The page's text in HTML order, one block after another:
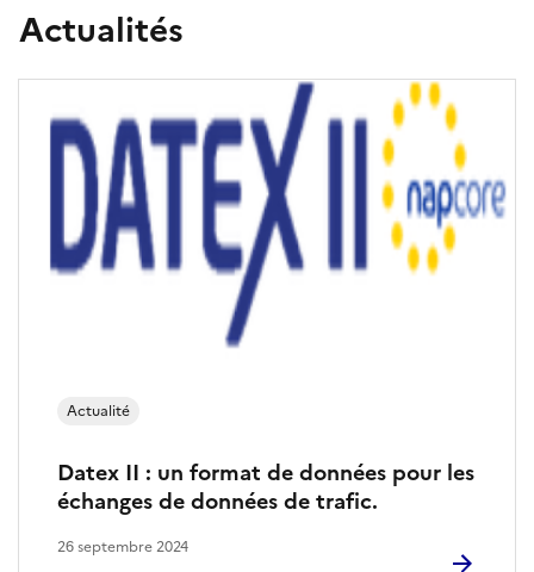
D
o
Actualités
Datex II : un format de données pour les
échanges de données de trafic.
Actualité
26 septembre 2024